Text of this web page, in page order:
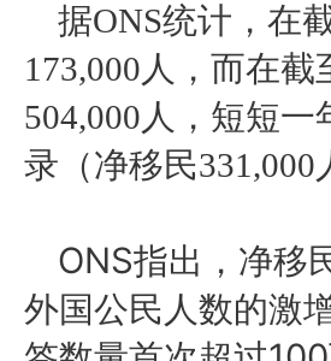
据ONS统计，在
173,000人，而在
504,000人，短短
录（净移民331,000
ONS指出，净移
外国公民人数的激